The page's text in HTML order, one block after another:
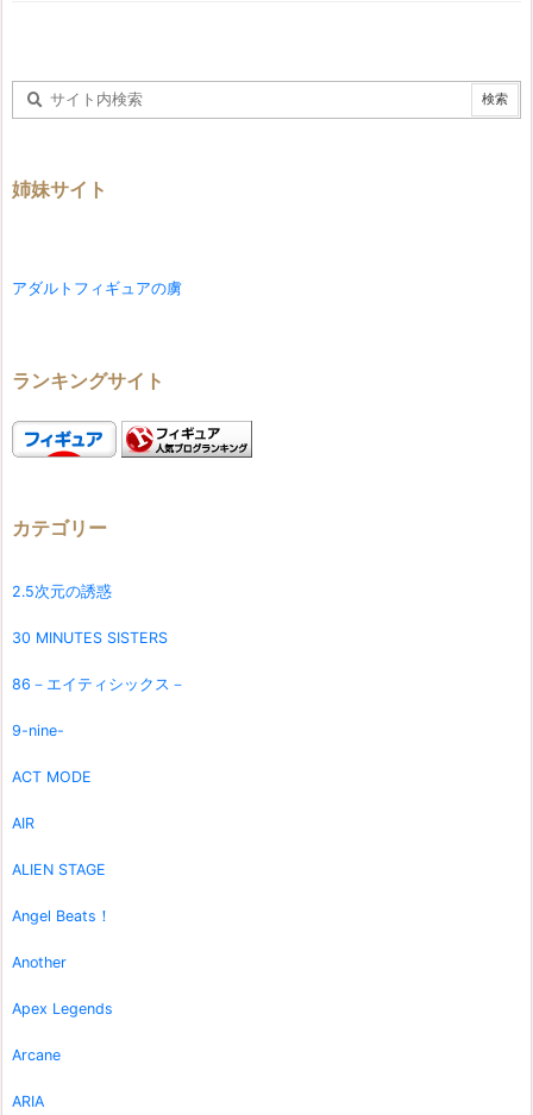
姉妹サイト
アダルトフィギュアの虜
ランキングサイト
カテゴリー
2.5次元の誘惑
30 MINUTES SISTERS
86－エイティシックス－
9-nine-
ACT MODE
AIR
ALIEN STAGE
Angel Beats！
Another
Apex Legends
Arcane
ARIA